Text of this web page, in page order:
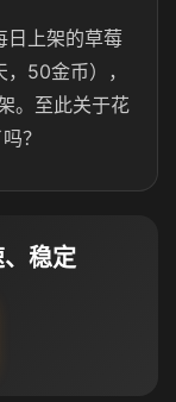
日上架的草莓
50金币），
。至此关于花
？
稳定